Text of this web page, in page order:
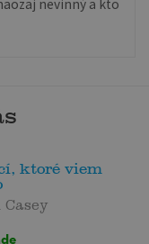
nevinný a kto
ktoré viem
Casey